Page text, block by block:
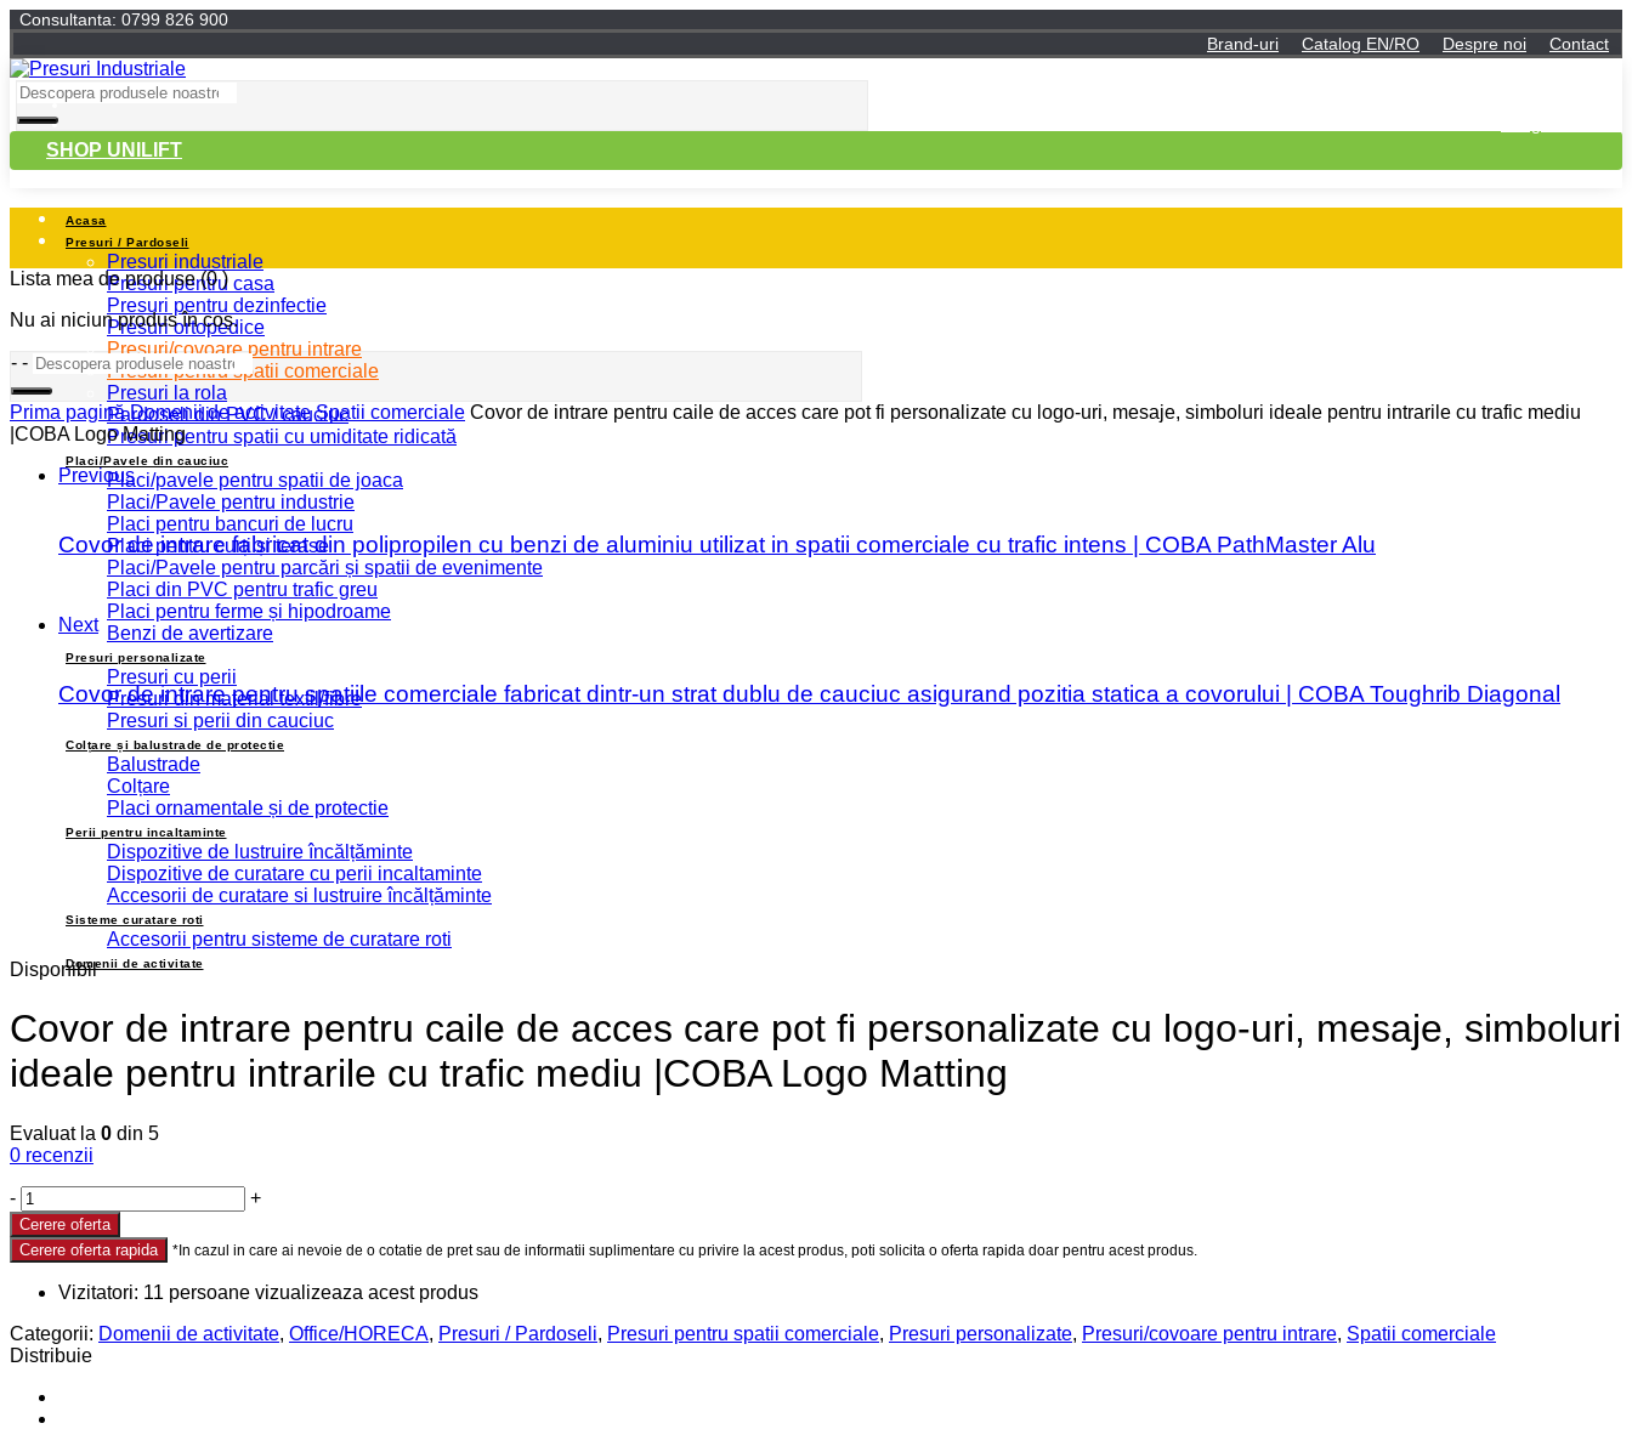
Consultanta: 0799 826 900
Brand-uri
Catalog EN/RO Despre noi
Contact
SHOP UNILIFT
Acasa
Presuri / Pardoseli
Presuri industriale
Presuri pentru casa
Presuri pentru dezinfectie
Presuri ortopedice
Presuri/covoare pentru intrare
Presuri pentru spatii comerciale
Presuri la rola
Pardoseli din PVC / cauciuc
Presuri pentru spatii cu umiditate ridicată
Placi/Pavele din cauciuc
Placi/pavele pentru spatii de joaca
Placi/Pavele pentru industrie
Placi pentru bancuri de lucru
Placi pentru curți și terase
Placi/Pavele pentru parcări și spatii de evenimente
Placi din PVC pentru trafic greu
Placi pentru ferme și hipodroame
Benzi de avertizare
Presuri personalizate
Presuri cu perii
Presuri din material textil/fibre
Presuri si perii din cauciuc
Colțare și balustrade de protectie
Balustrade
Colțare
Placi ornamentale și de protectie
Perii pentru incaltaminte
Dispozitive de lustruire încălțăminte
Dispozitive de curatare cu perii incaltaminte
Accesorii de curatare si lustruire încălțăminte
Sisteme curatare roti
Accesorii pentru sisteme de curatare roti
Domenii de activitate
Lista mea de produse(0 )
Nu ai niciun produs în coș.
- -
Prima pagină Domenii de activitate Spatii comerciale Covor de intrare pentru caile de acces care pot fi personalizate cu logo-uri, mesaje, simboluri ideale pentru intrarile cu trafic mediu
|COBA Logo Matting
Previous
Covor de intrare fabricat din polipropilen cu benzi de aluminiu utilizat in spatii comerciale cu trafic intens | COBA PathMaster Alu
Next
Covor de intrare pentru spatiile comerciale fabricat dintr-un strat dublu de cauciuc asigurand pozitia statica a covorului | COBA Toughrib Diagonal
Disponibil
Covor de intrare pentru caile de acces care pot fi personalizate cu logo-uri, mesaje, simboluri
ideale pentru intrarile cu trafic mediu |COBA Logo Matting
Evaluat la 0 din 5
0 recenzii
- +
Cerere oferta
Cerere oferta rapida
Vizitatori: 11 persoane vizualizeaza acest produs
Categorii: Domenii de activitate, Office/HORECA, Presuri / Pardoseli, Presuri pentru spatii comerciale, Presuri personalizate, Presuri/covoare pentru intrare, Spatii comerciale
Distribuie